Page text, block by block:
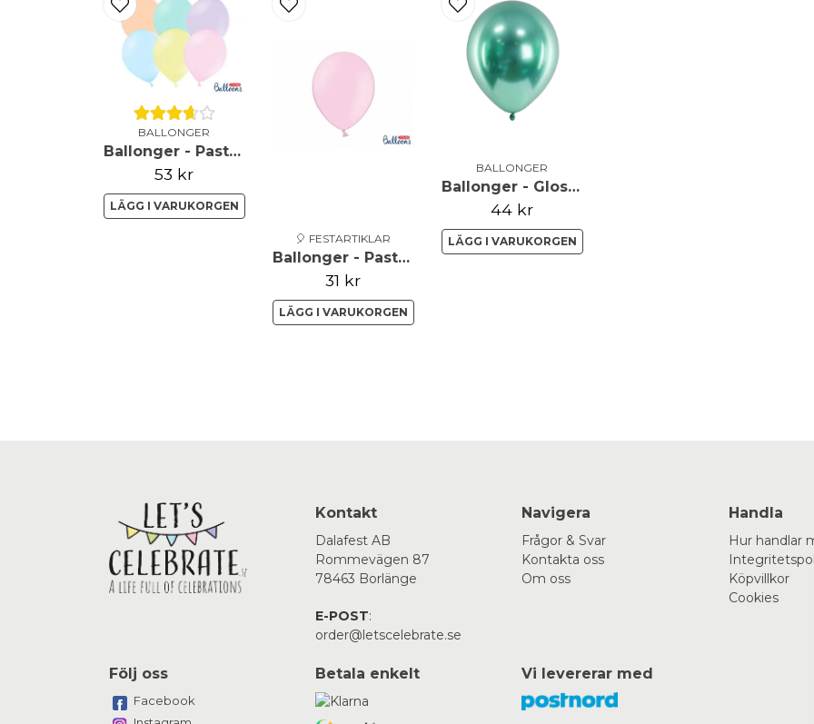
BALLONGER
Ballonger - Pastellmix - 23cm - 50pack
53 kr
LÄGG I VARUKORGEN
🎈 FESTARTIKLAR
Ballonger - Pastel Baby Pink
31 kr
LÄGG I VARUKORGEN
BALLONGER
Ballonger - Glossy - Grön
44 kr
LÄGG I VARUKORGEN
Kontakt
Dalafest AB
Rommevägen 87
78463 Borlänge
E-POST:
order@letscelebrate.se
Navigera
Frågor & Svar
Kontakta oss
Om oss
Handla
Hur handlar
Köpvillkor
Cookies
Följ oss
Facebook
Betala enkelt Vi levererar med